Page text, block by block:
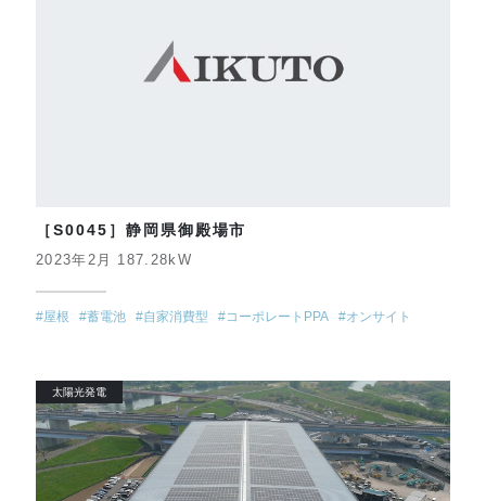
［S0045］静岡県御殿場市
2023年2月 187.28kW
#屋根 #蓄電池 #自家消費型 #コーポレートPPA #オンサイト
太陽光発電